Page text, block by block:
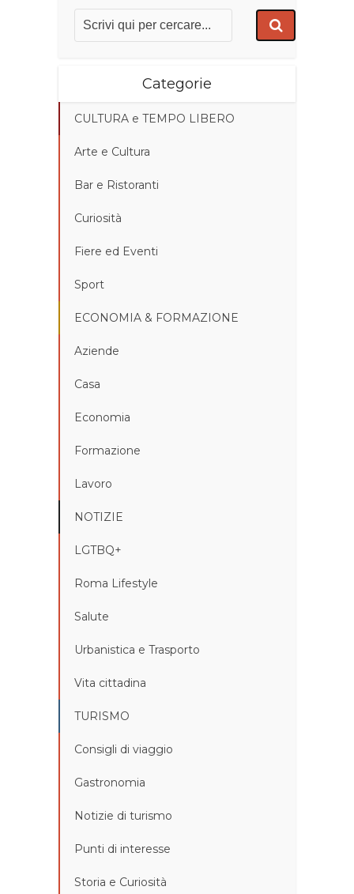
Categorie
CULTURA e TEMPO LIBERO
Arte e Cultura
Bar e Ristoranti
Curiosità
Fiere ed Eventi
Sport
ECONOMIA & FORMAZIONE
Aziende
Casa
Economia
Formazione
Lavoro
NOTIZIE
LGTBQ+
Roma Lifestyle
Salute
Urbanistica e Trasporto
Vita cittadina
TURISMO
Consigli di viaggio
Gastronomia
Notizie di turismo
Punti di interesse
Storia e Curiosità